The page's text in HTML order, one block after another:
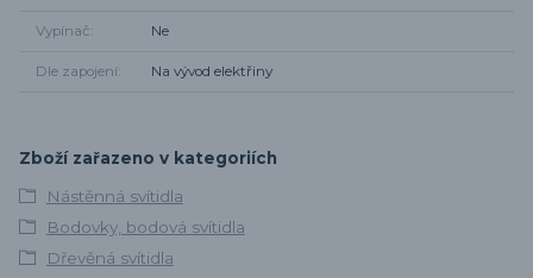
Vypínač Ne
Dle zapojení Na vývod elektřiny
Zboží zařazeno v kategoriích
Nástěnná svítidla
Bodovky, bodová svítidla
Dřevěná svítidla